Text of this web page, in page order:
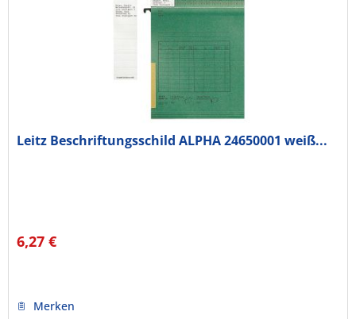
Leitz Beschriftungsschild ALPHA 24650001 weiß...
6,27 €
Merken